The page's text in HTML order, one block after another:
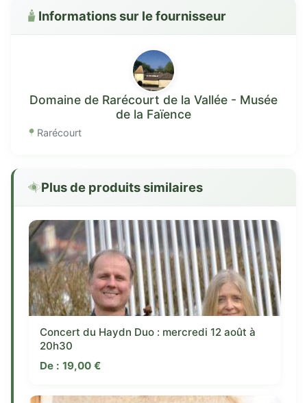
Informations sur le fournisseur
Domaine de Rarécourt de la Vallée - Musée
de la Faïence
Rarécourt
Plus de produits similaires
Concert du Haydn Duo : mercredi 12 août à
20h30
De : 19,00 €